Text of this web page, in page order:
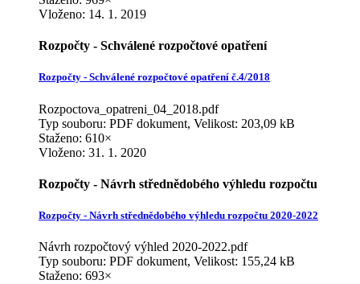
Vloženo: 14. 1. 2019
Rozpočty - Schválené rozpočtové opatření
Rozpočty - Schválené rozpočtové opatření č.4/2018
Rozpoctova_opatreni_04_2018.pdf
Typ souboru: PDF dokument, Velikost: 203,09 kB
Staženo: 610×
Vloženo: 31. 1. 2020
Rozpočty - Návrh střednědobého výhledu rozpočtu
Rozpočty - Návrh střednědobého výhledu rozpočtu 2020-2022
Návrh rozpočtový výhled 2020-2022.pdf
Typ souboru: PDF dokument, Velikost: 155,24 kB
Staženo: 693×